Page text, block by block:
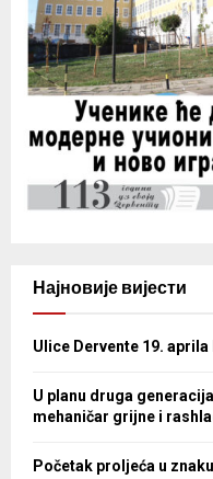
Најновије вијести
Ulice Dervente 19.
U planu druga
mehaničar grijne i
Početak proljeća u